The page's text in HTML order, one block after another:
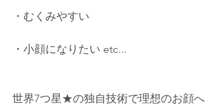
・むくみやすい
・小顔になりたい etc...
世界7つ星★の独自技術で理想のお顔へ